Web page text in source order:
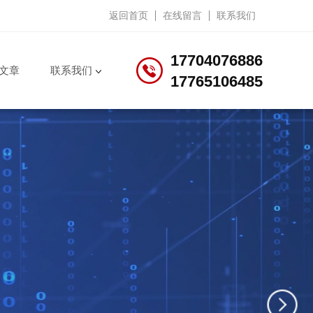
返回首页 在线留言 联系我们
17704076886
17765106485
章 联系我们